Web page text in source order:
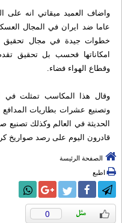
عاما ضد ايران في المجال
خطوات جيدة في مجال تحقيق
امكاناتها فحسب بل تحقيق
وقطاع الهواء فضاء.
وقال هذا المكاسب تمثلت في
وتصنيع عشرات بطاريات
الحديثة في العالم وكذلك تصنيع
قادرون اليوم على رصد صواريخ
الصفحة الرئيسة
اطبع
0